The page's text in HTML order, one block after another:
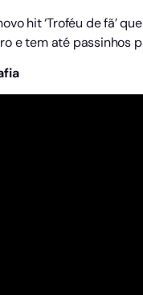
hit ‘Troféu de fã’
e tem até passinhos